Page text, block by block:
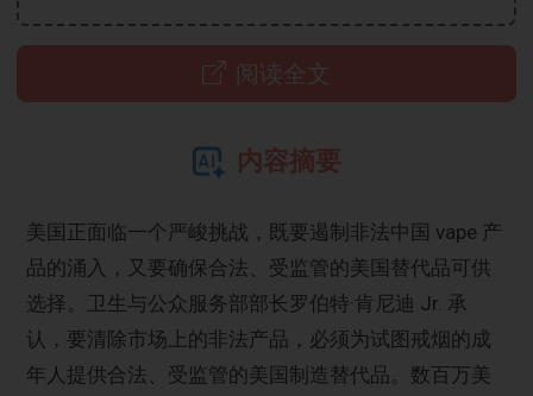
阅读全文
内容摘要
美国正面临一个严峻挑战，既要遏制非法中国 vape 产
品的涌入，又要确保合法、受监管的美国替代品可供
选择。卫生与公众服务部部长罗伯特·肯尼迪 Jr. 承
认，要清除市场上的非法产品，必须为试图戒烟的成
年人提供合法、受监管的美国制造替代品。数百万美